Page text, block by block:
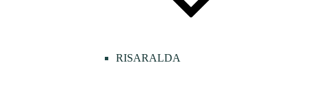
RISARALDA